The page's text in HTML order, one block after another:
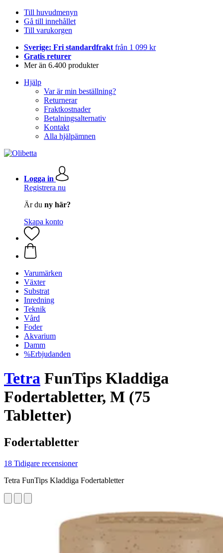
Till huvudmenyn
Gå till innehållet
Till varukorgen
Sverige: Fri standardfrakt från 1 099 kr
Gratis returer
Mer än 6.400 produkter
Hjälp
Var är min beställning?
Returnerar
Fraktkostnader
Betalningsalternativ
Kontakt
Alla hjälpämnen
Logga in
Registrera nu
Är du ny här?
Skapa konto
Varumärken
Växter
Substrat
Inredning
Teknik
Vård
Foder
Akvarium
Damm
%Erbjudanden
Tetra FunTips Kladdiga
Fodertabletter, M (75
Tabletter)
Fodertabletter
18 Tidigare recensioner
Tetra FunTips Kladdiga Fodertabletter